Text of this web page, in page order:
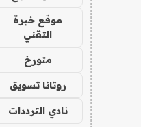
موقع خبرة
التقني
متورخ
روتانا تسويق
نادي الترددات